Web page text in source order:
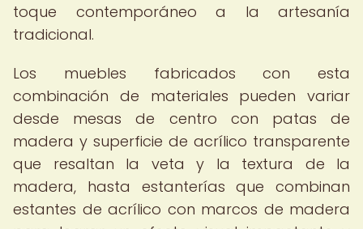
toque contemporáneo a la artesanía
tradicional.
Los muebles fabricados con esta
combinación de materiales pueden variar
desde mesas de centro con patas de
madera y superficie de acrílico transparente
que resaltan la veta y la textura de la
madera, hasta estanterías que combinan
estantes de acrílico con marcos de madera